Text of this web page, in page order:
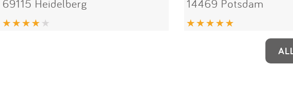
69115 Heidelberg 14469 Potsdam